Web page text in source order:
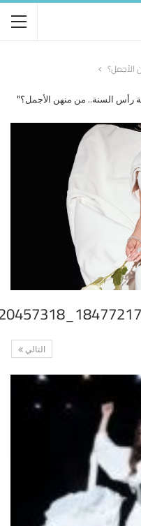
الأجمل؟
رأس السنة.. من منهن الأجمل؟"
التالي